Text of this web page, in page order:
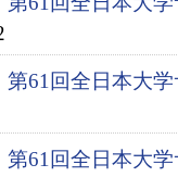
61回全日本大
61回全日本大